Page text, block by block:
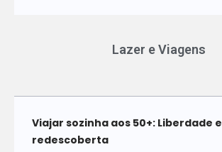
Lazer e Viagens
Viajar sozinha aos 50+: Liberdade e
redescoberta